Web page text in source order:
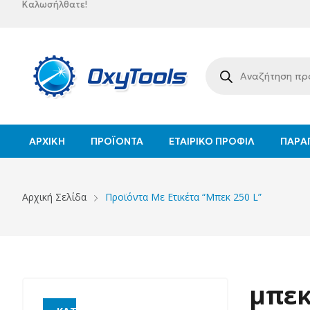
Καλωσήλθατε!
ΑΡΧΙΚΉ ΠΡΟΪΌΝΤΑ ΕΤΑΙΡΙΚΌ ΠΡΟΦΊΛ
Αρχική Σελίδα Προϊόντα Με Ετικέτα “μπεκ 250 L”